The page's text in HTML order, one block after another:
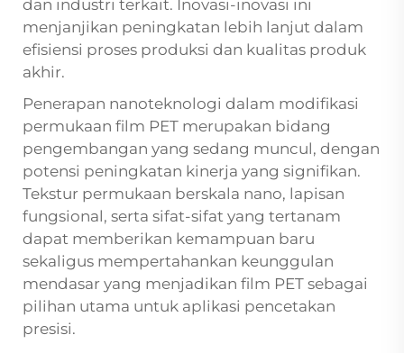
dan industri terkait. Inovasi-inovasi ini
menjanjikan peningkatan lebih lanjut dalam
efisiensi proses produksi dan kualitas produk
akhir.
Penerapan nanoteknologi dalam modifikasi
permukaan film PET merupakan bidang
pengembangan yang sedang muncul, dengan
potensi peningkatan kinerja yang signifikan.
Tekstur permukaan berskala nano, lapisan
fungsional, serta sifat-sifat yang tertanam
dapat memberikan kemampuan baru
sekaligus mempertahankan keunggulan
mendasar yang menjadikan film PET sebagai
pilihan utama untuk aplikasi pencetakan
presisi.